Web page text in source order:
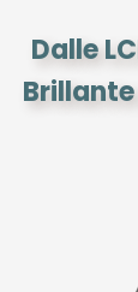
Dalle